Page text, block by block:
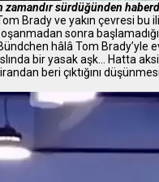
sürdüğünden
Brady ve yakın çevresi
sonra
hâlâ Tom Brady’yle
bir yasak aşk… Hatta
beri çıktığını